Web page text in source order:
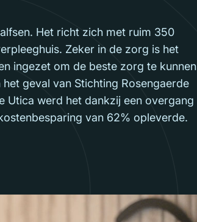
Het richt zich met ruim 350
Zeker in de zorg is het
ingezet om de beste zorg te kunnen
geval van Stichting Rosengaerde
Utica werd het dankzij een overgang
van 62% opleverde.